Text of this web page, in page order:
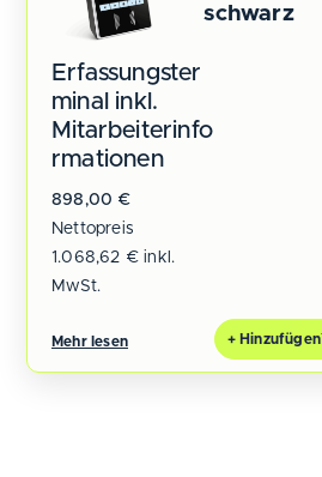
schwarz
Erfassungster
minal inkl.
Mitarbeiterinfo
rmationen
898,00 €
Nettopreis
1.068,62 € inkl.
MwSt.
Mehr lesen + Hinzufügen